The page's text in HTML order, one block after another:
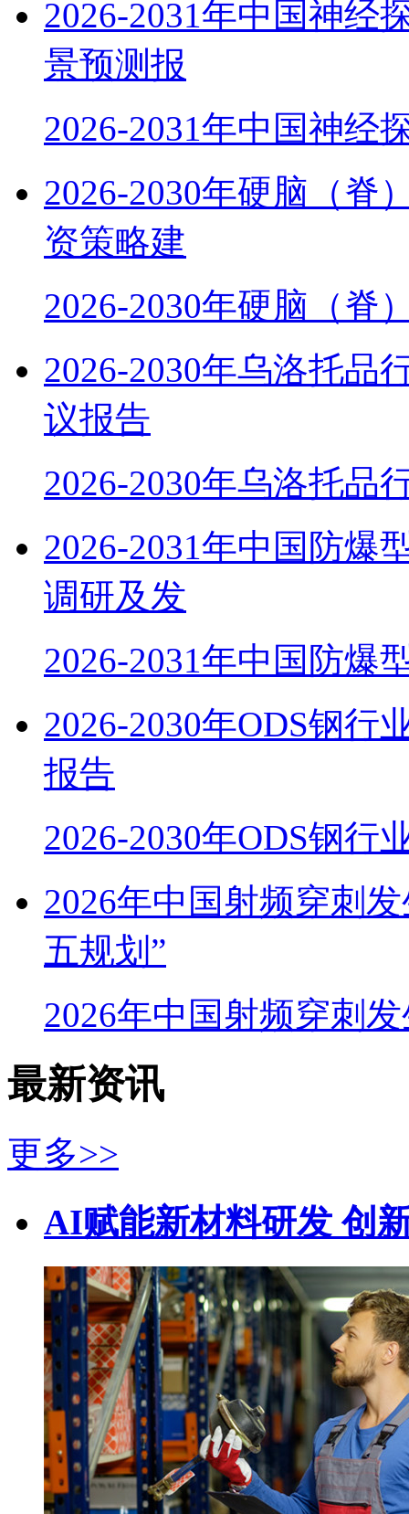
2026-2031年中国神经
景预测报
2026-2031年中国神经
2026-2030年硬脑（脊
资策略建
2026-2030年硬脑（脊
2026-2030年乌洛托品
议报告
2026-2030年乌洛托品
2026-2031年中国防爆
调研及发
2026-2031年中国防爆
2026-2030年ODS钢行
报告
2026-2030年ODS钢行
2026年中国射频穿刺
五规划”
2026年中国射频穿刺
最新资讯
更多>>
AI赋能新材料研发 创